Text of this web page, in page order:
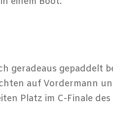
geradeaus gepaddelt
auf Vordermann
Platz im C-Finale